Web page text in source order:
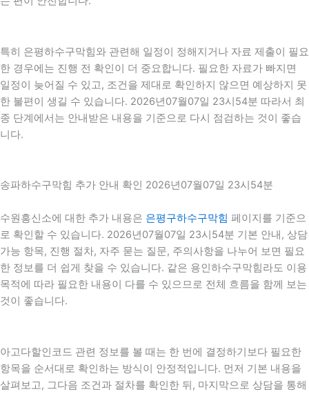
특히 은평하수구막힘와 관련해 일정이 정해지거나 자료 제출이 필요
한 경우에는 진행 전 확인이 더 중요합니다. 필요한 자료가 빠지면
일정이 늦어질 수 있고, 조건을 제대로 확인하지 않으면 예상하지 못
한 불편이 생길 수 있습니다. 2026년07월07일 23시54분 따라서 최
종 단계에서는 안내받은 내용을 기준으로 다시 점검하는 것이 좋습
니다.
송파하수구막힘 추가 안내 확인 2026년07월07일 23시54분
수원흥신소에 대한 추가 내용은 은평구하수구막힘 페이지를 기준으
로 확인할 수 있습니다. 2026년07월07일 23시54분 기본 안내, 상담
가능 항목, 진행 절차, 자주 묻는 질문, 주의사항을 나누어 보면 필요
한 정보를 더 쉽게 찾을 수 있습니다. 같은 용인하수구막힘라도 이용
목적에 따라 필요한 내용이 다를 수 있으므로 전체 흐름을 함께 보는
것이 좋습니다.
아고다할인코드 관련 정보를 볼 때는 한 번에 결정하기보다 필요한
항목을 순서대로 확인하는 방식이 안정적입니다. 먼저 기본 내용을
살펴보고, 그다음 조건과 절차를 확인한 뒤, 마지막으로 상담을 통해